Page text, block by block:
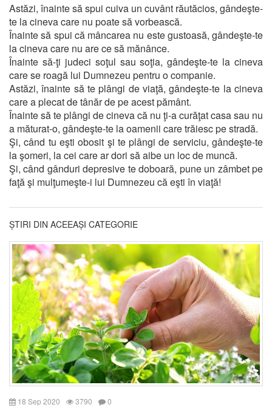
Astăzi, înainte să spui cuiva un cuvânt răutăcios, gândeşte-
te la cineva care nu poate să vorbească.
Înainte să spui că mâncarea nu este gustoasă, gândeşte-te
la cineva care nu are ce să mănânce.
Înainte să-ţi judeci soţul sau soţia, gândeşte-te la cineva
care se roagă lui Dumnezeu pentru o companie.
Astăzi, înainte să te plângi de viaţă, gândeşte-te la cineva
care a plecat de tânăr de pe acest pământ.
Înainte să te plângi de cineva că nu ţi-a curăţat casa sau nu
a măturat-o, gândeşte-te la oamenii care trăiesc pe stradă.
Şi, când tu eşti obosit şi te plângi de serviciu, gândeşte-te
la şomeri, la cei care ar dori să aibe un loc de muncă.
Şi, când gânduri depresive te doboară, pune un zâmbet pe
faţă şi mulţumeşte-i lui Dumnezeu că eşti în viaţă!
ȘTIRI DIN ACEEAȘI CATEGORIE
18 Sep 2020 3790 0